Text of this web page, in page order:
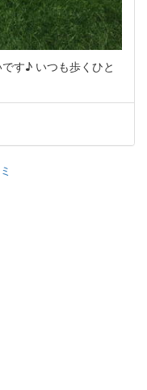
す♪ いつも歩くひと